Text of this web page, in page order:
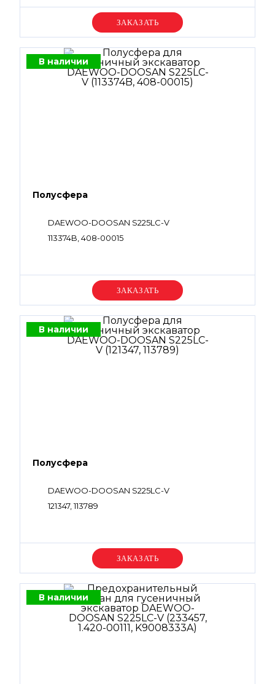
Уточняйте цену
В наличии
Полусфера
DAEWOO-DOOSAN S225LC-V
113374B, 408-00015
Уточняйте цену
В наличии
Полусфера
DAEWOO-DOOSAN S225LC-V
121347, 113789
Уточняйте цену
В наличии